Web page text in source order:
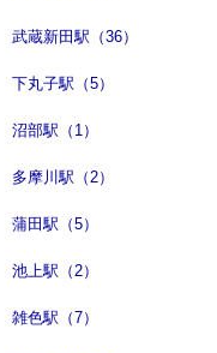
武蔵新田駅（36）
下丸子駅（5）
沼部駅（1）
多摩川駅（2）
蒲田駅（5）
池上駅（2）
雑色駅（7）